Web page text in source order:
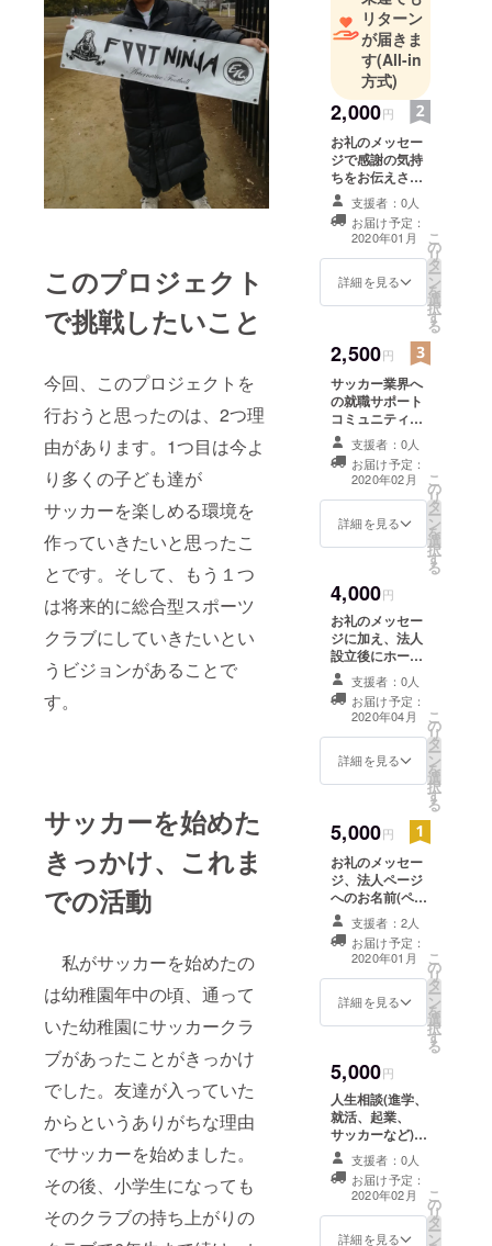
このプロジェクト
で挑戦したいこと
今回、このプロジェクトを
行おうと思ったのは、2つ理
由があります。1つ目は今よ
り多くの子ども達が
サッカーを楽しめる環境を
作っていきたいと思ったこ
とです。そして、もう１つ
は将来的に総合型スポーツ
クラブにしていきたいとい
うビジョンがあることで
す。
サッカーを始めた
きっかけ、これま
での活動
私がサッカーを始めたの
は幼稚園年中の頃、通って
いた幼稚園にサッカークラ
ブがあったことがきっかけ
でした。友達が入っていた
からというありがちな理由
でサッカーを始めました。
その後、小学生になっても
そのクラブの持ち上がりの
サッカー
歴：
埼玉県社会
人サッカー
リーグ FC武
南（2015年9
月～2017年1
月）※2016年
埼玉県２部
北リジョニ
月-2018年1
月)など13年
プレー
埼玉県大会
出場
導歴
フットボー
ルコミュニ
ケーション
アカデミー
(北澤豪氏主
宰 臨時コー
チ（大学１
年次）
サッカース
クールコー
チ（2014年
10月-2015
年）
某大手サッ
カースクー
ルアシスタ
（2015年4
月）
サッカー
パーソナル
コーチ
（2017年5
月-2018年3
リターン
が届きま
す(All-in
方式)
2,000円
お礼のメッセー
ジで感謝の気持
ちをお伝えさせ
て頂きます。
支援者：0人
お届け予定：
2020年01月
詳細を見る
こ
の
リ
タ
ー
ン
を
選
択
す
る
2,500円
サッカー業界へ
の就職サポート
コミュニティ、
Soccer Light
Communityの実
施する、指導者
研修、メディア
での取材研修に2
回ご参加頂けま
ル(某リーガ・エ
スパニョーラク
ラブ傘下のス
クール等)を見
学、及びコーチ
人に話を聞くこ
とができます。
取材研修では、
現役Jリーガーや
元Jリーガーなど
の サッカー界の
著名人にインタ
とが できます！
※アシスタントと
して帯同頂きま
す。 詳細はこち
ら
→https://soccer
-light-
community.jimd
osite.com/ 備考
欄にご希望の日
程や内容をご記
入ください。
支援者：0人
お届け予定：
2020年02月
詳細を見る
こ
の
リ
タ
ー
ン
を
選
択
す
る
4,000円
お礼のメッセー
ジに加え、法人
設立後にホーム
ページにお名前
(ペンネーム可)
を掲載 させて頂
きます。備考欄
に掲載希望のお
名前をご記入く
支援者：0人
お届け予定：
2020年04月
詳細を見る
こ
の
リ
タ
ー
ン
を
選
択
す
る
5,000円
お礼のメッセー
ジ、法人ページ
へのお名前(ペン
ネーム可)の掲載
に加え、宣伝し
たいものなどを
SNSで拡散させ
て頂きます。(法
律やモラルに反
フォロワー合計
1600人(2つのア
カウント）備考
欄に詳細をご記
入頂くか、メー
ルでやり取りさ
せて頂きます。
備考欄にご記入
頂く場合は下記
のような形でお
支援者：2人
お届け予定：
2020年01月
詳細を見る
こ
の
リ
タ
ー
ン
を
選
択
す
る
5,000円
人生相談(進学、
就活、起業、
サッカーなど)を
受け付けます。
埼玉、東京、千
葉、神奈川(一部
地域を除く)の方
に限ります。回
数は1回ですが、
支援者：0人
お届け予定：
2020年02月
詳細を見る
こ
の
リ
タ
ー
ン